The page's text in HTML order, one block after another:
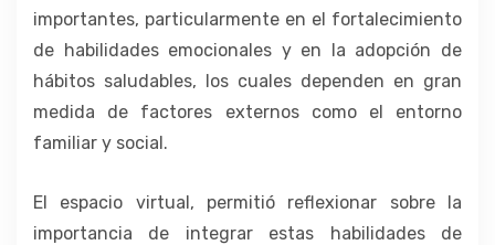
importantes, particularmente en el fortalecimiento
de habilidades emocionales y en la adopción de
hábitos saludables, los cuales dependen en gran
medida de factores externos como el entorno
familiar y social.
El espacio virtual, permitió reflexionar sobre la
importancia de integrar estas habilidades de